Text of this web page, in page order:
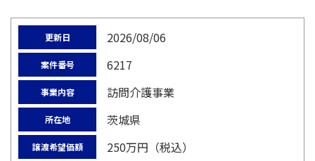
更新日 2026/08/06
案件番号 6217
事業内容 訪問介護事業
所在地 茨城県
譲渡希望価額 250万円（税込）